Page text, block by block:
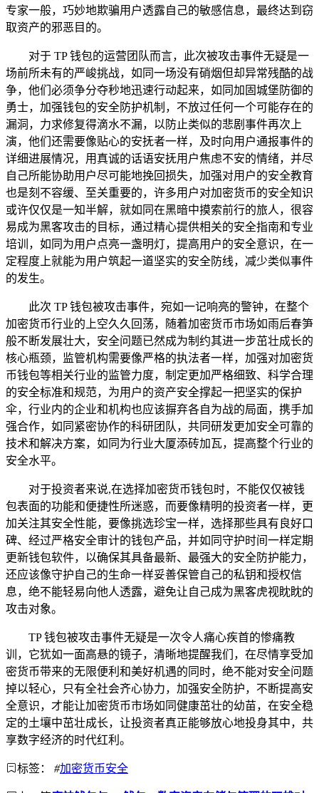
专家一般，巧妙地欺骗用户透露自己的敏感信息，最终达到窃
取资产的邪恶目的。
对于 TP 钱包的运营团队而言，此次被攻击事件无疑是一
场前所未有的严峻挑战，如同一场没有硝烟但却异常残酷的战
争，他们必须争分夺秒地迅速行动起来，如同加固城堡防御的
勇士，加强钱包的安全防护机制，不放过任何一个可能存在的
漏洞，力求修复得滴水不漏，以防止类似的悲剧事件再次上
演，他们还需要像贴心的安抚者一样，及时向用户通报事件的
详细进展情况，用真诚的话语安抚用户焦虑不安的情绪，并尽
自己所能协助用户尽可能地挽回损失，加强对用户的安全教育
也是刻不容缓、至关重要的，许多用户对加密货币的安全知识
或许仅仅是一知半解，就如同在黑暗中摸索前行的旅人，很容
易成为黑客攻击的目标，通过精心提供相关的安全指南和专业
培训，如同为用户点亮一盏明灯，提高用户的安全意识，在一
定程度上就能为用户筑起一道坚实的安全防线，减少类似事件
的发生。
此次 TP 钱包被攻击事件，宛如一记响亮的警钟，在整个
加密货币行业的上空久久回荡，随着加密货币市场如雨后春笋
般不断发展壮大，安全问题已然成为制约其进一步茁壮成长的
核心瓶颈，监管机构需要像严格的执法者一样，加强对加密货
币钱包等相关行业的监管力度，制定更加严格细致、科学合理
的安全标准和规范，为用户的资产安全撑起一把坚实的保护
伞，行业内的企业和机构也应该摒弃各自为战的局面，携手加
强合作，如同紧密协作的科研团队，共同研发更加安全可靠的
技术和解决方案，如同为行业大厦添砖加瓦，提高整个行业的
安全水平。
对于投资者来说,在选择加密货币钱包时，不能仅仅被钱
包表面的功能和便捷性所迷惑，而要像精明的投资者一样，更
加关注其安全性能，要像挑选珍宝一样，选择那些具有良好口
碑、经过严格安全审计的钱包产品，并如同守护时间一样定期
更新钱包软件，以确保其具备最新、最强大的安全防护能力，
还应该像守护自己的生命一样妥善保管自己的私钥和授权信
息，绝不能轻易向他人透露，避免让自己成为黑客虎视眈眈的
攻击对象。
TP 钱包被攻击事件无疑是一次令人痛心疾首的惨痛教
训，它犹如一面高悬的镜子，清晰地提醒我们，在尽情享受加
密货币带来的无限便利和美好机遇的同时，绝不能对安全问题
掉以轻心，只有全社会齐心协力，加强安全防护，不断提高安
全意识，才能让加密货币市场如同健康茁壮的幼苗，在安全稳
定的土壤中茁壮成长，让投资者真正能够放心地投身其中，共
享数字经济的时代红利。
标签： #加密货币安全